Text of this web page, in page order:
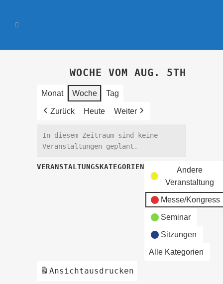
WOCHE VOM AUG. 5TH
Monat Woche Tag
Zurück Heute Weiter
In diesem Zeitraum sind keine
Veranstaltungen geplant.
VERANSTALTUNGSKATEGORIEN
Andere
Veranstaltung
Messe/Kongress
Seminar
Sitzungen
Alle Kategorien
Ansichtausdrucken